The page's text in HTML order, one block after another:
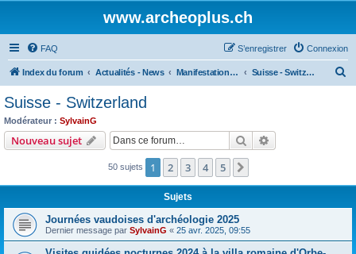
www.archeoplus.ch
FAQ Connexion
S’enregistrer
Index du forum Actualités - News Manifestations - Events Suisse - Switzerland
c
r
Suisse - Switzerland
Modérateur : SylvainG
Nouveau sujet Rechercher
50 sujets 1 2 3 4 5
Sujets
Journées vaudoises d'archéologie 2025
Dernier message par SylvainG « 25 avr. 2025, 09:55